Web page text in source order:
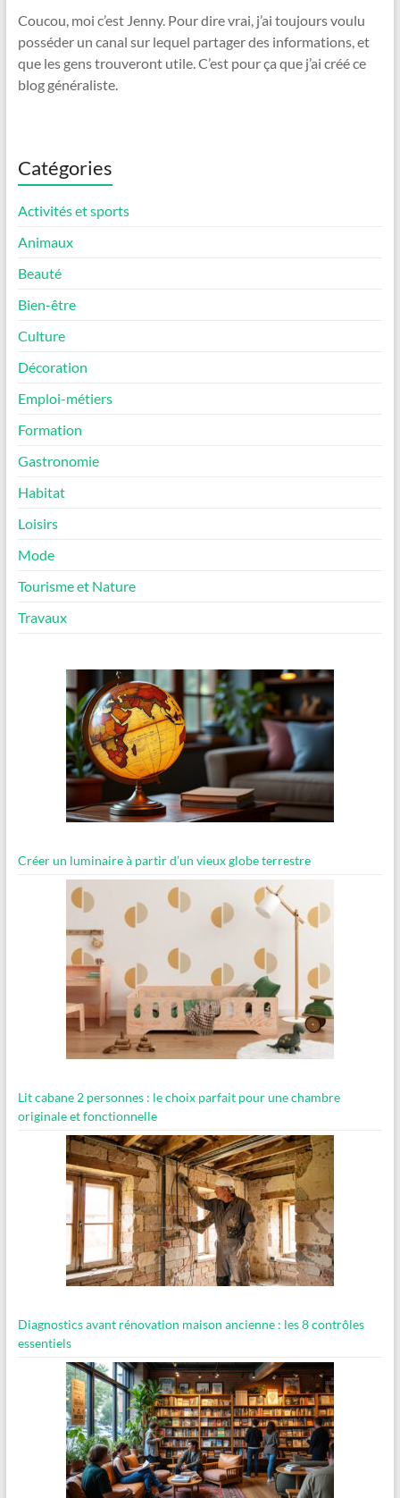
Coucou, moi c’est Jenny. Pour dire vrai, j’ai toujours voulu
posséder un canal sur lequel partager des informations, et
que les gens trouveront utile. C’est pour ça que j’ai créé ce
blog généraliste.
Catégories
Activités et sports
Animaux
Beauté
Bien-être
Culture
Décoration
Emploi-métiers
Formation
Gastronomie
Habitat
Loisirs
Mode
Tourisme et Nature
Travaux
Créer un luminaire à partir d’un vieux globe terrestre
Lit cabane 2 personnes : le choix parfait pour une chambre
originale et fonctionnelle
Diagnostics avant rénovation maison ancienne : les 8 contrôles
essentiels